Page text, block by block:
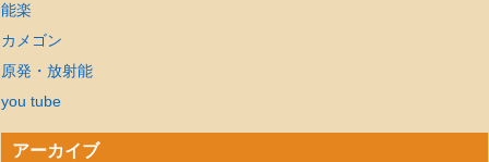
能楽
カメゴン
原発・放射能
you tube
アーカイブ